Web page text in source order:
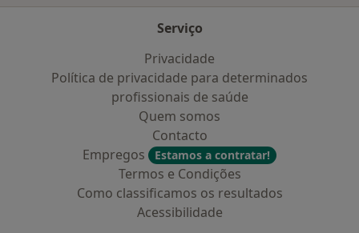
Serviço
Privacidade
Política de privacidade para determinados
profissionais de saúde
Quem somos
Contacto
Empregos
Estamos a contratar!
Termos e Condições
Como classificamos os resultados
Acessibilidade